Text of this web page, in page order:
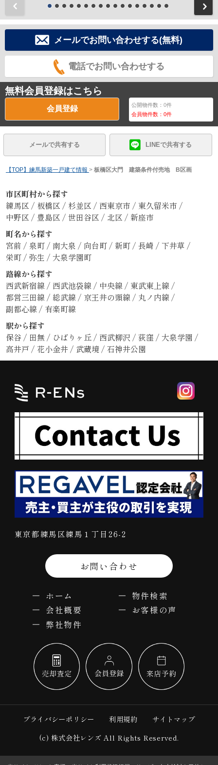
メールでお問い合わせする(無料)
電話でお問い合わせする
無料会員登録はこちら
会員登録 公開物件数：0件
会員物件数：0件
メールで共有する LINEで共有する
【TOP】練馬新築一戸建て情報 > 板橋区大門 建築条件付売地 B区画
市区町村から探す
練馬区 / 板橋区 / 杉並区 / 西東京市 / 東久留米市 /
中野区 / 豊島区 / 世田谷区 / 北区 / 新座市
町名から探す
宮前 / 泉町 / 南大泉 / 向台町 / 新町 / 長崎 / 下井草 /
栄町 / 弥生 / 大泉学園町
路線から探す
西武新宿線 / 西武池袋線 / 中央線 / 東武東上線 /
都営三田線 / 総武線 / 京王井の頭線 / 丸ノ内線 /
副都心線 / 有楽町線
駅から探す
保谷 / 田無 / ひばりヶ丘 / 西武柳沢 / 荻窪 / 大泉学園 /
高井戸 / 花小金井 / 武蔵境 / 石神井公園
東京都練馬区練馬１丁目26-2
お問い合わせ
ホーム
物件検索
会社概要
お客様の声
弊社物件
プライバシーポリシー 利用規約
サイトマップ
(c) 株式会社レンズ All Rights Reserved.